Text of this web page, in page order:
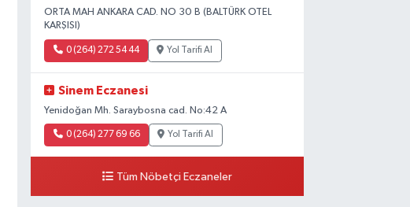
ORTA MAH ANKARA CAD. NO 30 B (BALTÜRK OTEL
KARŞISI)
0 (264) 272 54 44 Yol Tarifi Al
Sinem Eczanesi
Yenidoğan Mh. Saraybosna cad. No:42 A
0 (264) 277 69 66 Yol Tarifi Al
Tüm Nöbetçi Eczaneler